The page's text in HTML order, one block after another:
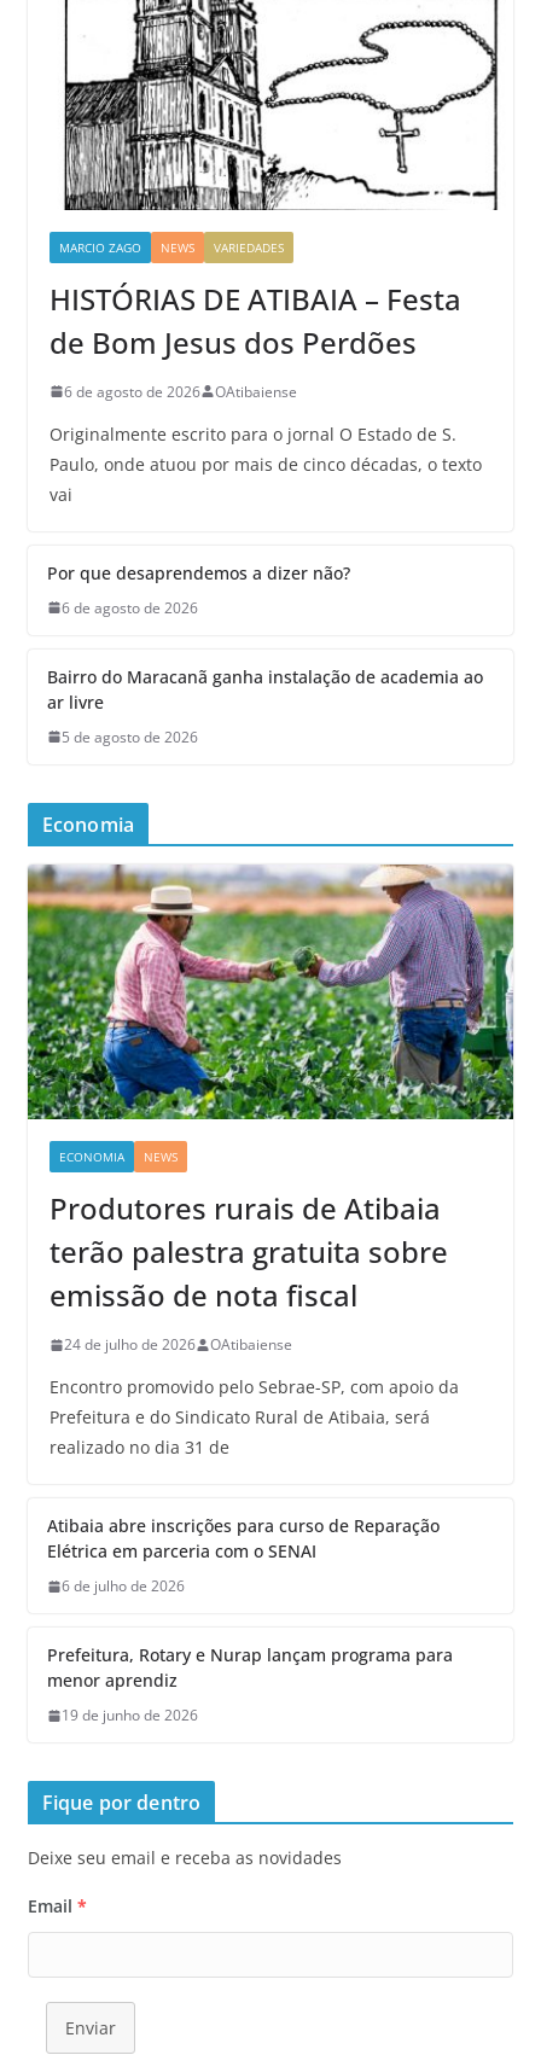
MARCIO ZAGO NEWS VARIEDADES
HISTÓRIAS DE ATIBAIA – Festa
de Bom Jesus dos Perdões
6 de agosto de 2026 OAtibaiense
Originalmente escrito para o jornal O Estado de S.
Paulo, onde atuou por mais de cinco décadas, o texto
vai
Por que desaprendemos a dizer não?
6 de agosto de 2026
Bairro do Maracanã ganha instalação de academia ao
ar livre
5 de agosto de 2026
Economia
ECONOMIA NEWS
Produtores rurais de Atibaia
terão palestra gratuita sobre
emissão de nota fiscal
24 de julho de 2026 OAtibaiense
Encontro promovido pelo Sebrae-SP, com apoio da
Prefeitura e do Sindicato Rural de Atibaia, será
realizado no dia 31 de
Atibaia abre inscrições para curso de Reparação
Elétrica em parceria com o SENAI
6 de julho de 2026
Prefeitura, Rotary e Nurap lançam programa para
menor aprendiz
19 de junho de 2026
Fique por dentro
Deixe seu email e receba as novidades
Email *
Enviar